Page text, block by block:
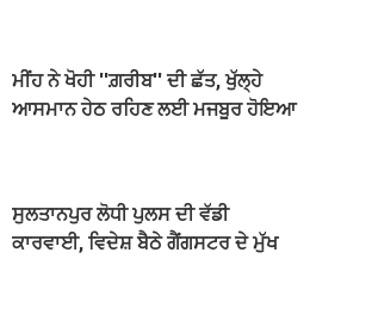
ਮੀਂਹ ਨੇ ਖੋਹੀ ''ਗ਼ਰੀਬ'' ਦੀ ਛੱਤ, ਖੁੱਲ੍ਹੇ
ਆਸਮਾਨ ਹੇਠ ਰਹਿਣ ਲਈ ਮਜਬੂਰ ਹੋਇਆ
ਸੁਲਤਾਨਪੁਰ ਲੋਧੀ ਪੁਲਸ ਦੀ ਵੱਡੀ
ਕਾਰਵਾਈ, ਵਿਦੇਸ਼ ਬੈਠੇ ਗੈਂਗਸਟਰ ਦੇ ਮੁੱਖ